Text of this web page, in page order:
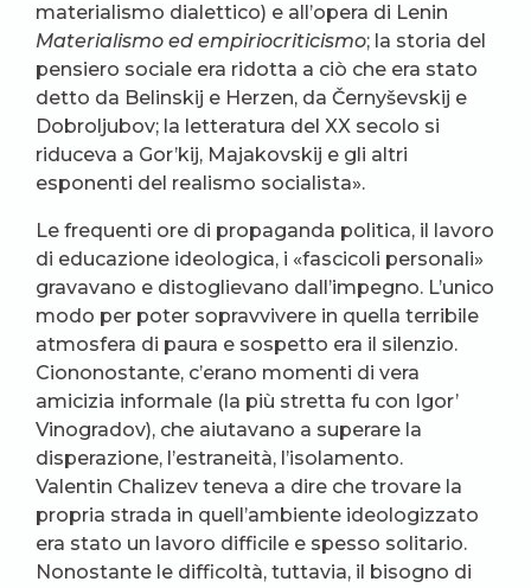
materialismo dialettico) e all’opera di Lenin
Materialismo ed empiriocriticismo; la storia del
pensiero sociale era ridotta a ciò che era stato
detto da Belinskij e Herzen, da Černyševskij e
Dobroljubov; la letteratura del XX secolo si
riduceva a Gor’kij, Majakovskij e gli altri
esponenti del realismo socialista».
Le frequenti ore di propaganda politica, il lavoro
di educazione ideologica, i «fascicoli personali»
gravavano e distoglievano dall’impegno. L’unico
modo per poter sopravvivere in quella terribile
atmosfera di paura e sospetto era il silenzio.
Ciononostante, c’erano momenti di vera
amicizia informale (la più stretta fu con Igor’
Vinogradov), che aiutavano a superare la
disperazione, l’estraneità, l’isolamento.
Valentin Chalizev teneva a dire che trovare la
propria strada in quell’ambiente ideologizzato
era stato un lavoro difficile e spesso solitario.
Nonostante le difficoltà, tuttavia, il bisogno di